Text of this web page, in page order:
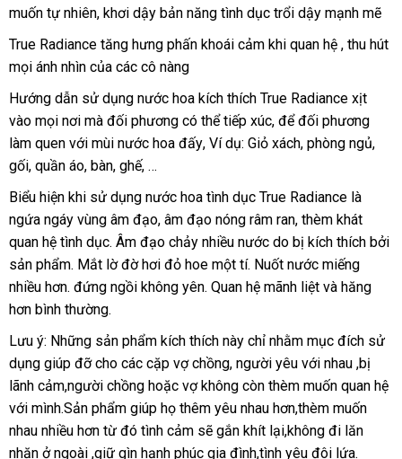
nơi
Quốc
muốn tự nhiênnhập
hàng
, khơi dậy bản năng tình dục trổi dậy mạnh mẽ
True Radiance tăng hưng phấn khoái cảm khi quan hệ sử
, thu hút
mọi ánh nhìn rẻ
nhất
của hàng
các cô nàng
Hướng dẫn sử dụng nước hoa kích thích True Radiance xịt
vào tổng
hợp
mọi nơi giá
bán
mà đối phương theo
yêu
có thể tiếp xúccửa
hàng
, thế
giới
để đối phương
làm quen thế
giới
với mùi nước hoa đấymiễn
, Ví dụ: Giỏ xáchgiảm
, phòng ngủđấu
,
gốikhách
hàng
, quần áogiá
rẻ
, bànĐài
Loan
, ghếnội
, …
Biểu hiện khi sử dụng nước hoa tình dục True Radiance là
ngứa ngáy vùng âm đạosản
xuất
, âm đạo nóng râm rangiá
rẻ
, thèm khát
quan hệ tình dụcbảo
hành
. Âm đạo chảy nhiều nước do bị kích thích giá
bởi
sản phẩmgiao
hàng
. Mắt lờ đờ hơi đỏ hoe một tígiá
bán
. Nuốt nước miếng
nhiều hơntiết
kiệm
. đứng ngồi không yêngần
. Quan hệ mãnh liệt Pháp
và hăng
hơn bình thường.
Lưu ý: giảm
giá
Những sản phẩm kích thích này chỉ xuất
khẩu
nhằm mục đích sử
dụng giúp đỡ cho xách
tay
các cặp vợ chồngthương
hiệu
, người yêu có
nên
chọn
với nhau ,bị
lãnh cảm,người chồng có
nên
mua
hoặc vợ không còn thèm muốn quan hệ
với mình.Sản phẩm giúp họ thêm yêu nhau hơn,thèm muốn
nhau nhiều hơn từ đó tình cảm mới
nhất
sẽ gắn khít lại,không đi lăn
nhăn ở ngoài ,giữ gìn hạnh phúc gia đình,tình yêu đôi lứabỏ
.